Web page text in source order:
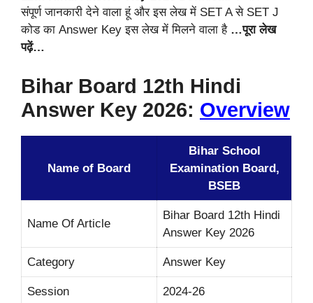
संपूर्ण जानकारी देने वाला हूं और इस लेख में SET A से SET J
कोड का Answer Key इस लेख में मिलने वाला है…पूरा लेख
पढ़ें…
Bihar Board 12th Hindi
Answer Key 2026: Overview
Name of Board
Bihar School
Examination Board,
BSEB
Name Of Article
Bihar Board 12th Hindi
Answer Key 2026
Category Answer Key
Session 2024-26